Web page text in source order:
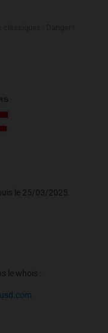
le 25/03/2025.
le whois :